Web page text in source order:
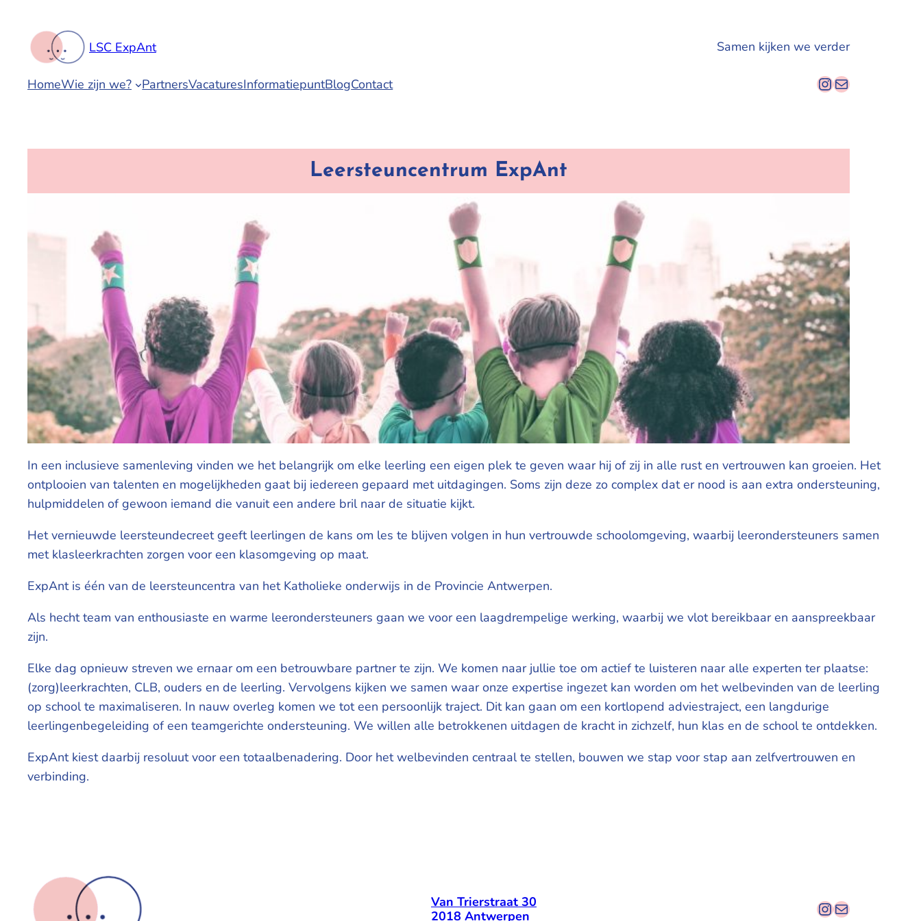
LSC ExpAnt Samen kijken we verder
HomeWie zijn we? PartnersVacaturesInformatiepuntBlogContact Instagram
E-mail
Leersteuncentrum ExpAnt
In een inclusieve samenleving vinden we het belangrijk om elke leerling een eigen plek te geven waar hij of zij in alle rust en vertrouwen kan groeien. Het
ontplooien van talenten en mogelijkheden gaat bij iedereen gepaard met uitdagingen. Soms zijn deze zo complex dat er nood is aan extra ondersteuning,
hulpmiddelen of gewoon iemand die vanuit een andere bril naar de situatie kijkt.
Het vernieuwde leersteundecreet geeft leerlingen de kans om les te blijven volgen in hun vertrouwde schoolomgeving, waarbij leerondersteuners samen
met klasleerkrachten zorgen voor een klasomgeving op maat.
ExpAnt is één van de leersteuncentra van het Katholieke onderwijs in de Provincie Antwerpen.
Als hecht team van enthousiaste en warme leerondersteuners gaan we voor een laagdrempelige werking, waarbij we vlot bereikbaar en aanspreekbaar
zijn.
Elke dag opnieuw streven we ernaar om een betrouwbare partner te zijn. We komen naar jullie toe om actief te luisteren naar alle experten ter plaatse:
(zorg)leerkrachten, CLB, ouders en de leerling. Vervolgens kijken we samen waar onze expertise ingezet kan worden om het welbevinden van de leerling
op school te maximaliseren. In nauw overleg komen we tot een persoonlijk traject. Dit kan gaan om een kortlopend adviestraject, een langdurige
leerlingenbegeleiding of een teamgerichte ondersteuning. We willen alle betrokkenen uitdagen de kracht in zichzelf, hun klas en de school te ontdekken.
ExpAnt kiest daarbij resoluut voor een totaalbenadering. Door het welbevinden centraal te stellen, bouwen we stap voor stap aan zelfvertrouwen en
verbinding.
Van Trierstraat 30
2018 Antwerpen
Instagram
E-mail